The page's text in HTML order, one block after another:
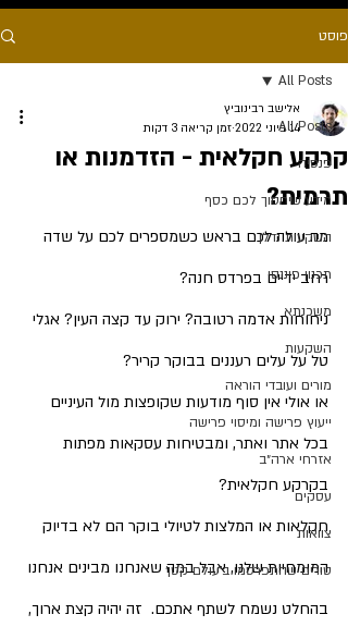
פוסט
All Posts
פנסיה
מידע שיחסוך לכם כסף
השקעות נדלן
תכנון פיננסי
משכנתא
השקעות
מורים ועובדי הוראה
ייעוץ פרישה ומיסוי פרישה
אזרחי ארה״ב
עסקים
צוואות
טורים שהתפרסמו ב׳עולם קטן׳
All Posts
קרקע חקלאית - הזדמנות או
תרמית?
אלישב רבינוביץ
14 ביוני 2022
זמן קריאה 3 דקות
מה עולה לכם בראש כשמספרים לכם על שדה
רחב ידיים בפרדס חנה?
ניחוחות אדמה רטובה? ירוק עד קצה העין? אגלי
טל על עלים רעננים בבוקר קריר?
או אולי אין סוף מודעות שקופצות מול העיניים
בכל אתר ואתר, ומבטיחות עסקאות מפתות
בקרקע חקלאית?
חקלאות או המלצות לטיולי בוקר הם לא בדיוק
המומחיות שלנו, אבל במה שאנחנו מבינים אנחנו
בהחלט נשמח לשתף אתכם.  זה יהיה קצת ארוך,